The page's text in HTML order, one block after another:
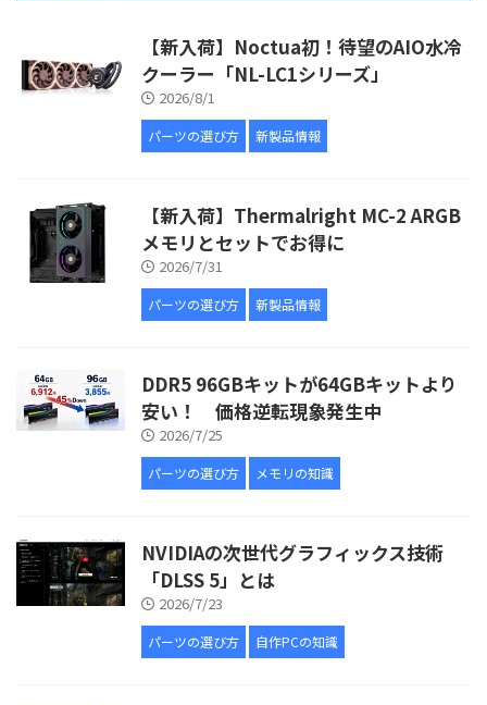
【新入荷】Noctua初！待望のAIO水冷
クーラー「NL-LC1シリーズ」
2026/8/1
パーツの選び方 新製品情報
【新入荷】Thermalright MC-2 ARGB
メモリとセットでお得に
2026/7/31
パーツの選び方 新製品情報
DDR5 96GBキットが64GBキットより
安い！ 価格逆転現象発生中
2026/7/25
パーツの選び方 メモリの知識
NVIDIAの次世代グラフィックス技術
「DLSS 5」とは
2026/7/23
パーツの選び方 自作PCの知識